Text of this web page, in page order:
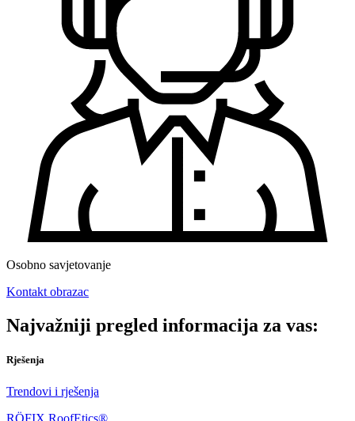
Osobno savjetovanje
Kontakt obrazac
Najvažniji pregled informacija za vas:
Rješenja
Trendovi i rješenja
RÖFIX RoofEtics®